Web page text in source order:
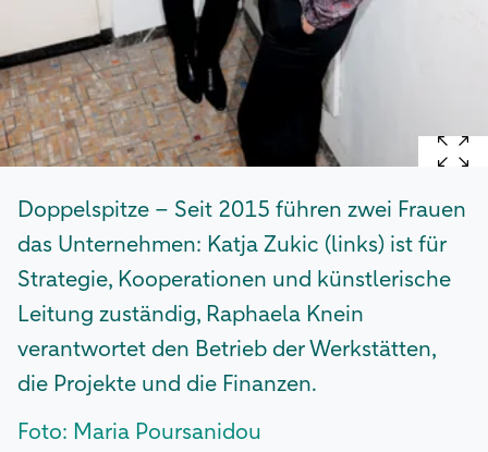
Doppelspitze – Seit 2015 führen zwei Frauen
das Unternehmen: Katja Zukic (links) ist für
Strategie, Kooperationen und künstlerische
Leitung zuständig, Raphaela Knein
verantwortet den Betrieb der Werkstätten,
die Projekte und die Finanzen.
Foto: Maria Poursanidou